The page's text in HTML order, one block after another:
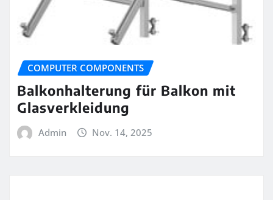
COMPUTER COMPONENTS
Balkonhalterung für Balkon mit
Glasverkleidung
Admin Nov. 14, 2025